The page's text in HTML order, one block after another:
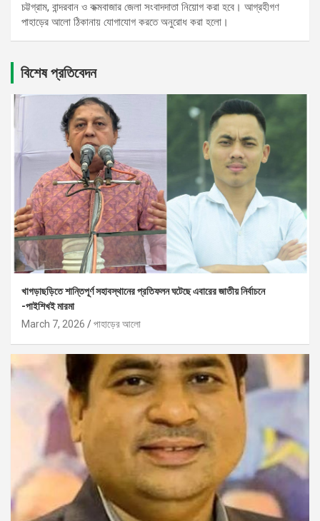
চট্টগ্রাম, বান্দরবান ও কক্মবাজার জেলা সংবাদদাতা নিয়োগ করা হবে। আগ্রহীগণ
পাহাড়ের আলো ঠিকানায় যোগাযোগ করতে অনুরোধ করা হলো।
বিশেষ প্রতিবেদন
খাগড়াছড়িতে শান্তিপূর্ণ সহাবস্থানের প্রতিফলন ঘটেছে এবারের জাতীয় নির্বাচনে
-পাইশিখই মারমা
March 7, 2026
পাহাড়ের আলো